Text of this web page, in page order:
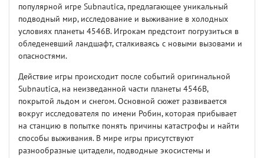
популярной игре Subnautica, предлагающее уникальный
подводный мир, исследование и выживание в холодных
условиях планеты 4546B. Игрокам предстоит погрузиться в
обледеневший ландшафт, сталкиваясь с новыми вызовами и
опасностями.
Действие игры происходит после событий оригинальной
Subnautica, на неизведанной части планеты 4546B,
покрытой льдом и снегом. Основной сюжет развивается
вокруг исследователя по имени Робин, которая прибывает
на станцию в попытке понять причины катастрофы и найти
способы выживания. В мире игры присутствуют
разнообразные цитадели, подводные экосистемы и